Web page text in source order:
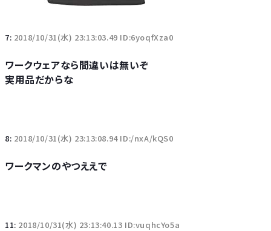
7: 2018/10/31(水) 23:13:03.49 ID:6yoqfXza0
ワークウェアなら間違いは無いぞ
実用品だからな
8: 2018/10/31(水) 23:13:08.94 ID:/nxA/kQS0
ワークマンのやつええで
11: 2018/10/31(水) 23:13:40.13 ID:vuqhcYo5a